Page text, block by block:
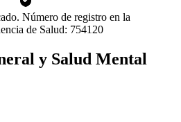
Número de registro en la
de Salud: 754120
y Salud Mental